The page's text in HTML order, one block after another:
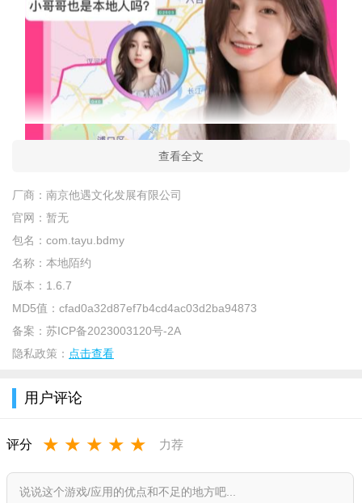
本地陌约是一款集聊天、交友、语音、视频为一体的应用，
为陌生人提供了交友聊天约会的平台。用户可以在这里分享生活
点滴、互相倾诉心事，也可以发现对方身上的闪光点，找到属于
自己的那个TA。
软件特色：
【同城聊天】
平台根据个人地理位置推荐同城附近的单身异性，旨在快速
为了保证交友约会的真实性，我们采用AI面容识别 +人工多层
的良好体验
查看全文
厂商： 南京他遇文化发展有限公司
官网： 暂无
包名： com.tayu.bdmy
名称： 本地陌约
版本： 1.6.7
MD5值： cfad0a32d87ef7b4cd4ac03d2ba94873
备案： 苏ICP备2023003120号-2A
隐私政策： 点击查看
用户评论
评分 ★ ★ ★ ★ ★ 力荐